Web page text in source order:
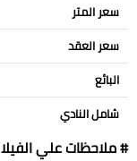
سعر المتر
سعر العقد
البائع
شامل النادي
# ملاحظات علي الفيلا